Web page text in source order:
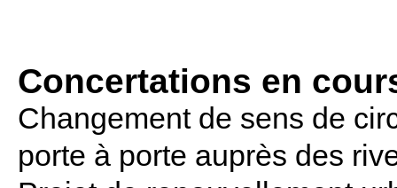
Concertations en
Changement de sens de
porte à porte auprès des